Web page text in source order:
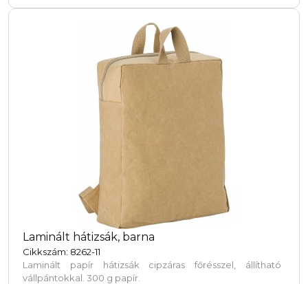
Laminált hátizsák, barna
Cikkszám: 8262-11
Laminált papír hátizsák cipzáras főrésszel, állítható
vállpántokkal. 300 g papír.